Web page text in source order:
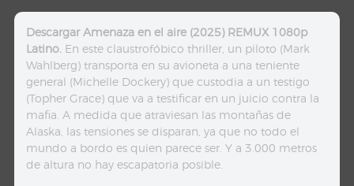
Descargar Amenaza en el aire (2025) REMUX 1080p
Latino. En este claustrofóbico thriller, un piloto (Mark
Wahlberg) transporta en su avioneta a una teniente
general (Michelle Dockery) que custodia a un testigo
(Topher Grace) que va a testificar en un juicio contra la
mafia. A medida que atraviesan las montañas de
Alaska, las tensiones se disparan, ya que no todo el
mundo a bordo es quien parece ser. Y a 3.000 metros
de altura no hay escapatoria posible.